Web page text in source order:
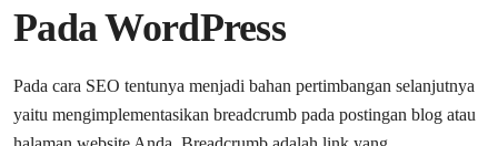
Pada WordPress
Pada cara SEO tentunya menjadi bahan pertimbangan selanjutnya
yaitu mengimplementasikan breadcrumb pada postingan blog atau